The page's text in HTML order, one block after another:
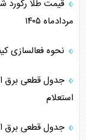
مردادماه ۱۴۰۵
نحوه فعالسازی
استعلام